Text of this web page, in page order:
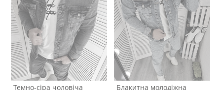
Темно-сіра чоловіча
Блакитна молодіжна